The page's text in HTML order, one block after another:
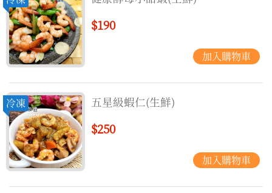
$190
冷凍 五星級蝦仁(生鮮)
$250